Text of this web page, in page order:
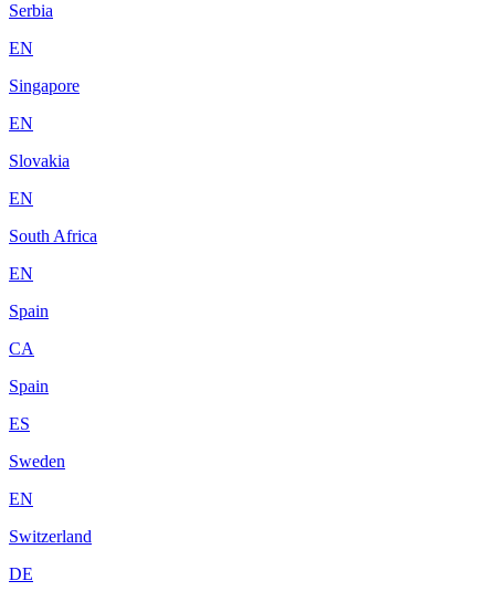
Serbia
EN
Singapore
EN
Slovakia
EN
South Africa
EN
Spain
CA
Spain
ES
Sweden
EN
Switzerland
DE